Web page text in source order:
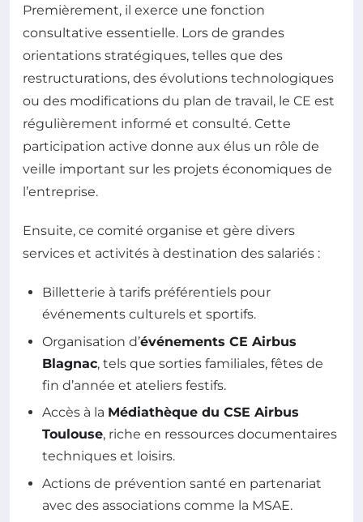
Premièrement, il exerce une fonction
consultative essentielle. Lors de grandes
orientations stratégiques, telles que des
restructurations, des évolutions technologiques
ou des modifications du plan de travail, le CE est
régulièrement informé et consulté. Cette
participation active donne aux élus un rôle de
veille important sur les projets économiques de
l’entreprise.
Ensuite, ce comité organise et gère divers
services et activités à destination des salariés :
Billetterie à tarifs préférentiels pour
événements culturels et sportifs.
Organisation d’événements CE Airbus
Blagnac, tels que sorties familiales, fêtes de
fin d’année et ateliers festifs.
Accès à la Médiathèque du CSE Airbus
Toulouse, riche en ressources documentaires
techniques et loisirs.
Actions de prévention santé en partenariat
avec des associations comme la MSAE.